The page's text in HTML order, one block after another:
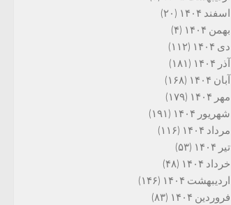
اسفند ۱۴۰۴
(۲۰)
بهمن ۱۴۰۴
(۴)
دی ۱۴۰۴
(۱۱۲)
آذر ۱۴۰۴
(۱۸۱)
آبان ۱۴۰۴
(۱۶۸)
مهر ۱۴۰۴
(۱۷۹)
شهریور ۱۴۰۴
(۱۹۱)
مرداد ۱۴۰۴
(۱۱۶)
تیر ۱۴۰۴
(۵۳)
خرداد ۱۴۰۴
(۴۸)
اردیبهشت ۱۴۰۴
(۱۴۶)
فروردین ۱۴۰۴
(۸۳)